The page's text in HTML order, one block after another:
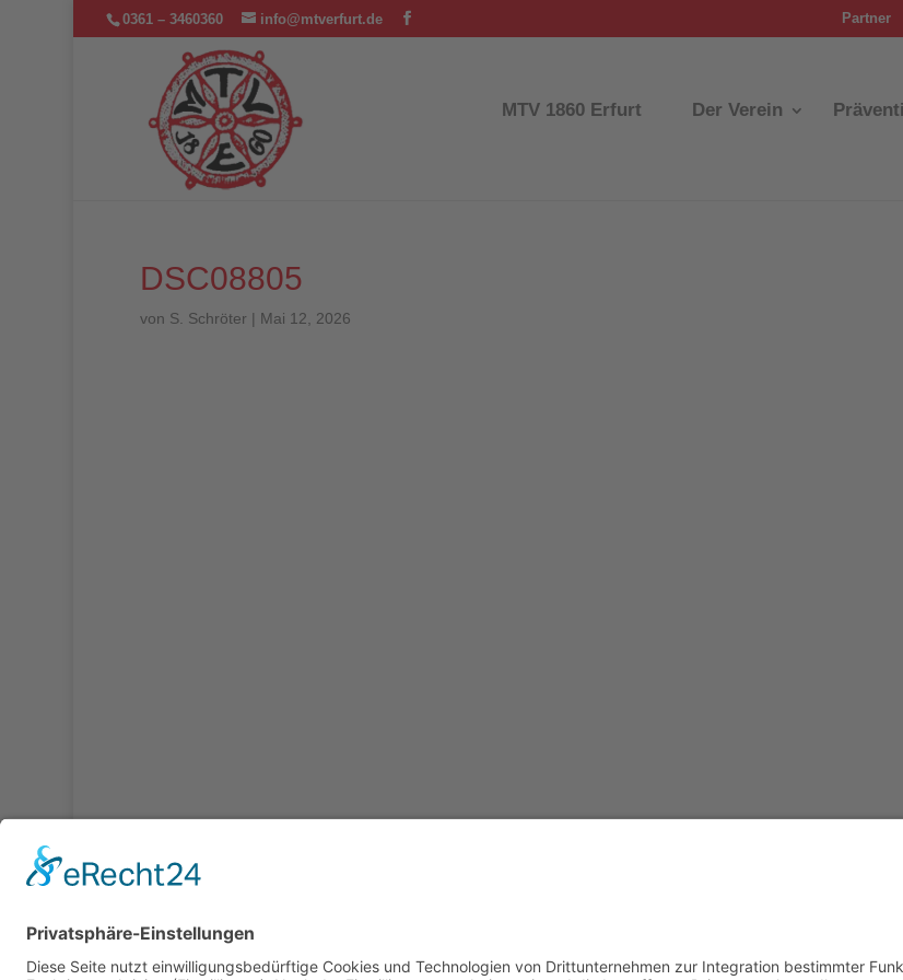
0361 – 3460360 info@mtverfurt.de Partner
MTV 1860 Erfurt Der Verein
DSC08805
von S. Schröter | Mai 12, 2026